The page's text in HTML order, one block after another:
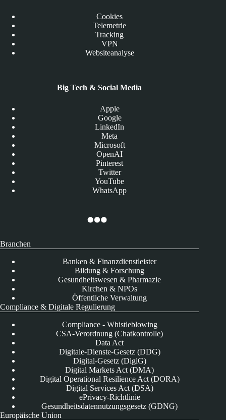
Cookies
Telemetrie
Tracking
VPN
Websiteanalyse
Big Tech & Social Media
Apple
Google
LinkedIn
Meta
Microsoft
OpenAI
Pinterest
Twitter
YouTube
WhatsApp
Branchen
Banken & Finanzdienstleister
Bildung & Forschung
Gesundheitswesen & Pharmazie
Kirchen & NPOs
Öffentliche Verwaltung
Compliance & Digitale Regulierung
Compliance - Whistleblowing
CSA-Verordnung (Chatkontrolle)
Data Act
Digitale-Dienste-Gesetz (DDG)
Digital-Gesetz (DigiG)
Digital Markets Act (DMA)
Digital Operational Resilience Act (DORA)
Digital Services Act (DSA)
ePrivacy-Richtlinie
Gesundheitsdatennutzungsgesetz (GDNG)
Europäische Union